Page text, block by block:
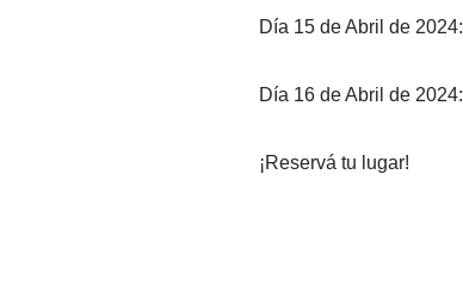
Día 15 de Abril de 2024:
Día 16 de Abril de 2024:
¡Reservá tu lugar!